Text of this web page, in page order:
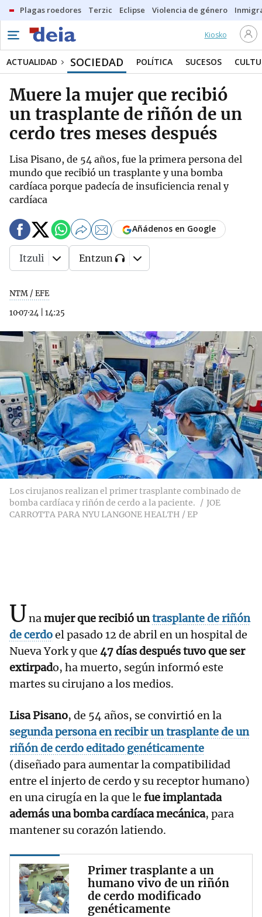
Plagas roedores Terzic Eclipse Violencia de género
Kiosko
ACTUALIDAD SOCIEDAD POLÍTICA SUCESOS
Muere la mujer que recibió
un trasplante de riñón de un
cerdo tres meses después
Lisa Pisano, de 54 años, fue la primera persona del
mundo que recibió un trasplante y una bomba
cardíaca porque padecía de insuficiencia renal y
cardíaca
NTM / EFE
10·07·24
14:25
Añádenos en Google
Itzuli Entzun
Los cirujanos realizan el primer trasplante combinado de
bomba cardíaca y riñón de cerdo a la paciente.
JOE
CARROTTA PARA NYU LANGONE HEALTH / EP
Unamujer que recibió untrasplante de riñón
de cerdoel pasado 12 de abril en un hospital de
Nueva York y que 47 días después tuvo que ser
extirpado, ha muerto, según informó este
martes su cirujano a los medios.
Lisa Pisano, de 54 años, se convirtió en la
segunda persona en recibir un trasplante de un
riñón de cerdo editado genéticamente
(diseñado para aumentar la compatibilidad
entre el injerto de cerdo y su receptor humano)
en una cirugía en la que le fue implantada
además una bomba cardíaca mecánica, para
mantener su corazón latiendo.
Primer trasplante a un
humano vivo de un riñón
de cerdo modificado
genéticamente